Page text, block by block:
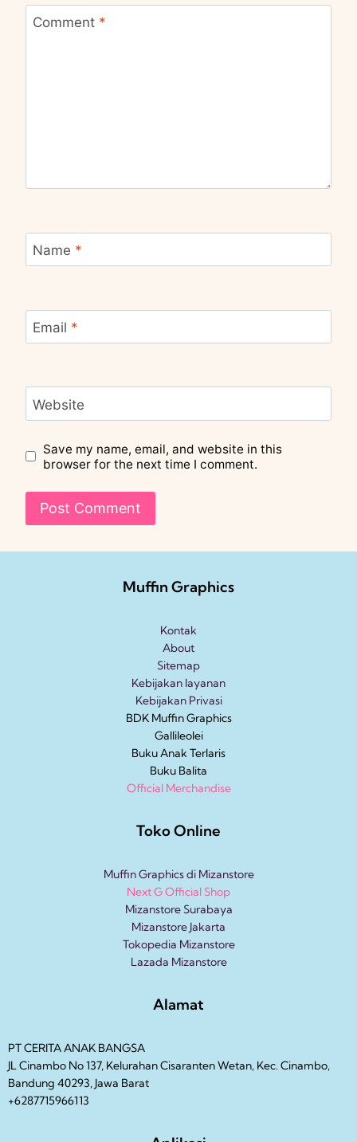
Comment *
Name *
Email *
Website
Save my name, email, and website in this
browser for the next time I comment.
Muffin Graphics
Kontak
About
Sitemap
Kebijakan layanan
Kebijakan Privasi
BDK Muffin Graphics
Gallileolei
Buku Anak Terlaris
Buku Balita
Official Merchandise
Toko Online
Muffin Graphics di Mizanstore
Next G Official Shop
Mizanstore Surabaya
Mizanstore Jakarta
Tokopedia Mizanstore
Lazada Mizanstore
Alamat
PT CERITA ANAK BANGSA
JL Cinambo No 137, Kelurahan Cisaranten Wetan, Kec. Cinambo,
Bandung 40293, Jawa Barat
+6287715966113